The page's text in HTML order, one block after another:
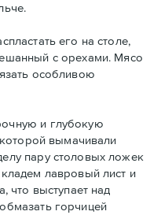
его на столе,
с орехами. Мясо
особливою
и глубокую
которой вымачивали
пару столовых ложек
лавровый лист и
что выступает над
горчицей